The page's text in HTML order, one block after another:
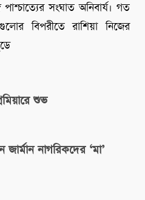
সংঘাত অনিবার্য। গত
বিপরীতে রাশিয়া নিজের
শুভ
নাগরিকদের ‘মা’